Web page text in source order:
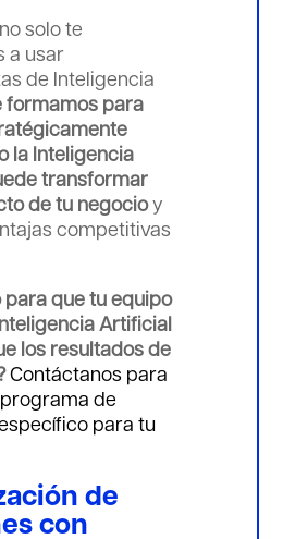
solo te
a usar
de Inteligencia
formamos para
la Inteligencia
transformar
de tu negocioy
competitivas
para que tu equipo
Artificial
los resultados de
Contáctanos para
de
para tu
de
con